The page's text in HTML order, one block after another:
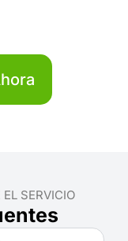
SERVICIO